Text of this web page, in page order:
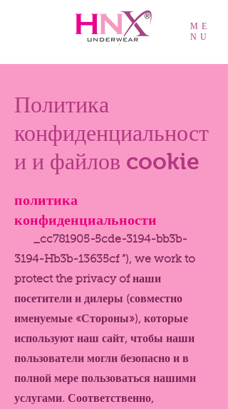
ME
NU
Политика
конфиденциальност
и и файлов cookie
политика
конфиденциальности
_cc781905-5cde-3194-bb3b-
3194-Hb3b-13635cf ”), we work to
protect the privacy of наши
посетители и дилеры (совместно
именуемые «Стороны»), которые
используют наш сайт, чтобы наши
пользователи могли безопасно и в
полной мере пользоваться нашими
услугами. Соответственно,